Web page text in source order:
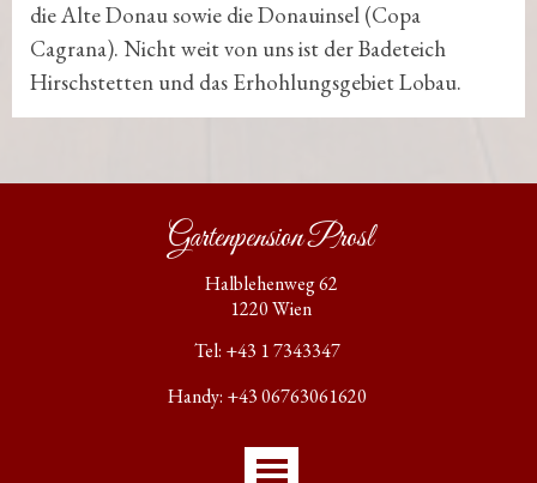
die Alte Donau sowie die Donauinsel (Copa
Cagrana). Nicht weit von uns ist der Badeteich
Hirschstetten und das Erhohlungsgebiet Lobau.
Gartenpension Prosl
Halblehenweg 62
1220 Wien
Tel: +43 1 7343347
Handy: +43 06763061620